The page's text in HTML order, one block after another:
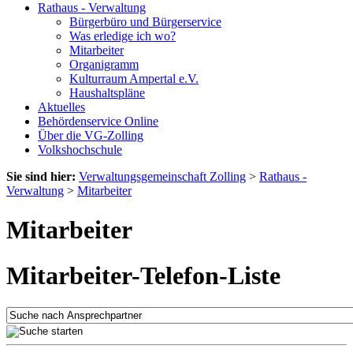
Rathaus - Verwaltung
Bürgerbüro und Bürgerservice
Was erledige ich wo?
Mitarbeiter
Organigramm
Kulturraum Ampertal e.V.
Haushaltspläne
Aktuelles
Behördenservice Online
Über die VG-Zolling
Volkshochschule
Sie sind hier: Verwaltungsgemeinschaft Zolling > Rathaus -
Verwaltung > Mitarbeiter
Mitarbeiter
Mitarbeiter-Telefon-Liste